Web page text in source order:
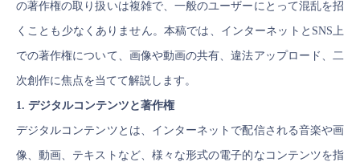
の著作権の取り扱いは複雑で、一般のユーザーにとって混乱を招
くことも少なくありません。本稿では、インターネットとSNS上
での著作権について、画像や動画の共有、違法アップロード、二
次創作に焦点を当てて解説します。
1. デジタルコンテンツと著作権
デジタルコンテンツとは、インターネットで配信される音楽や画
像、動画、テキストなど、様々な形式の電子的なコンテンツを指